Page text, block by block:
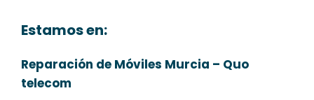
Estamos en:
Reparación de Móviles Murcia – Quo
telecom